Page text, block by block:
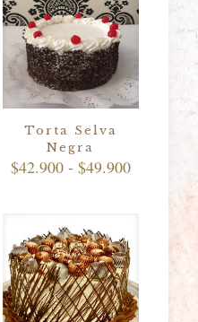
Torta Selva
Negra
$42.900 - $49.900Rango
$42.900
hasta
$49.900